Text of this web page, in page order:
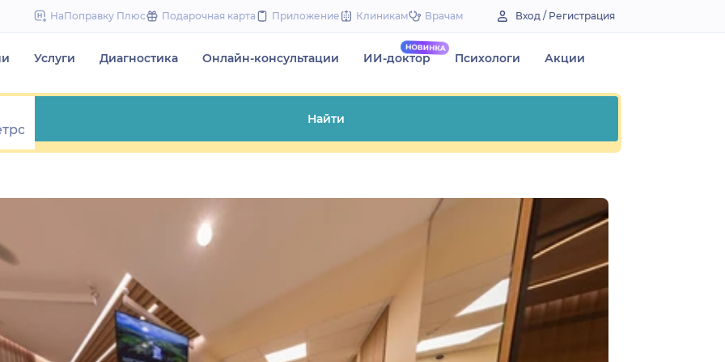
to
НаПоправку Плюс Подарочная карта Приложение Клиникам Врачам Вход / Регистрация
Услуги Диагностика Онлайн-консультации ИИ-доктор Психологи Акции
Найти